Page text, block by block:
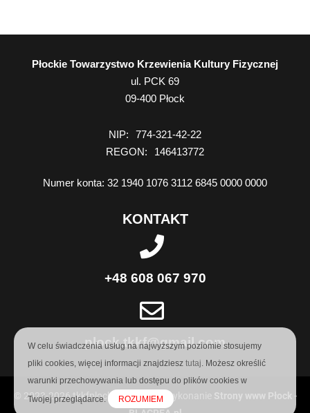
Płockie Towarzystwo Krzewienia Kultury Fizycznej
ul. PCK 69
09-400 Płock
NIP
774-321-42-22
REGON
146413772
Numer konta 32 1940 1076 3112 6845 0000 0000
KONTAKT
+48 608 067 970
plock.tkkf@gmail.com
© 2023-2026 tkkfplock.pl | Projekt i wykonanie Strony www Płock -
W celu świadczenia usług na najwyższym poziomie stosujemy
pliki cookies, więcej informacji znajdziesz tutaj. Możesz określić
warunki przechowywania lub dostępu do plików cookies w
Twojej przeglądarce.
ROZUMIEM